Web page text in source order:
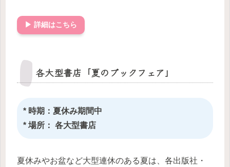
▶ 詳細はこちら
各大型書店「夏のブックフェア」
* 時期：夏休み期間中
* 場所： 各大型書店
夏休みやお盆など大型連休のある夏は、各出版社・